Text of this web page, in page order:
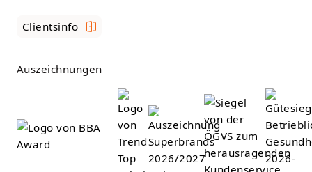
Clientsinfo
Auszeichnungen